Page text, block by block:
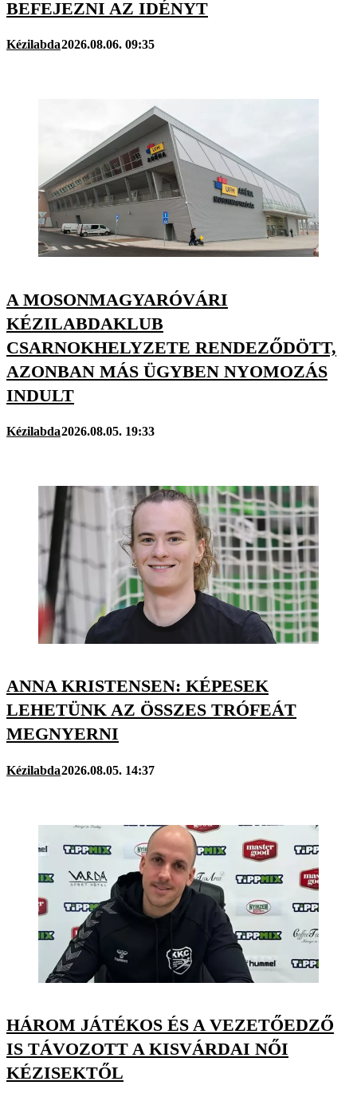
BEFEJEZNI AZ IDÉNYT
Kézilabda2026.08.06. 09:35
A MOSONMAGYARÓVÁRI
KÉZILABDAKLUB
CSARNOKHELYZETE RENDEZŐDÖTT,
AZONBAN MÁS ÜGYBEN NYOMOZÁS
INDULT
Kézilabda2026.08.05. 19:33
ANNA KRISTENSEN: KÉPESEK
LEHETÜNK AZ ÖSSZES TRÓFEÁT
MEGNYERNI
Kézilabda2026.08.05. 14:37
HÁROM JÁTÉKOS ÉS A VEZETŐEDZŐ
IS TÁVOZOTT A KISVÁRDAI NŐI
KÉZISEKTŐL